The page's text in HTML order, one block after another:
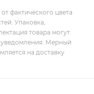
фактического цвета
Упаковка,
товара могут
уведомления. Мерный
на доставку